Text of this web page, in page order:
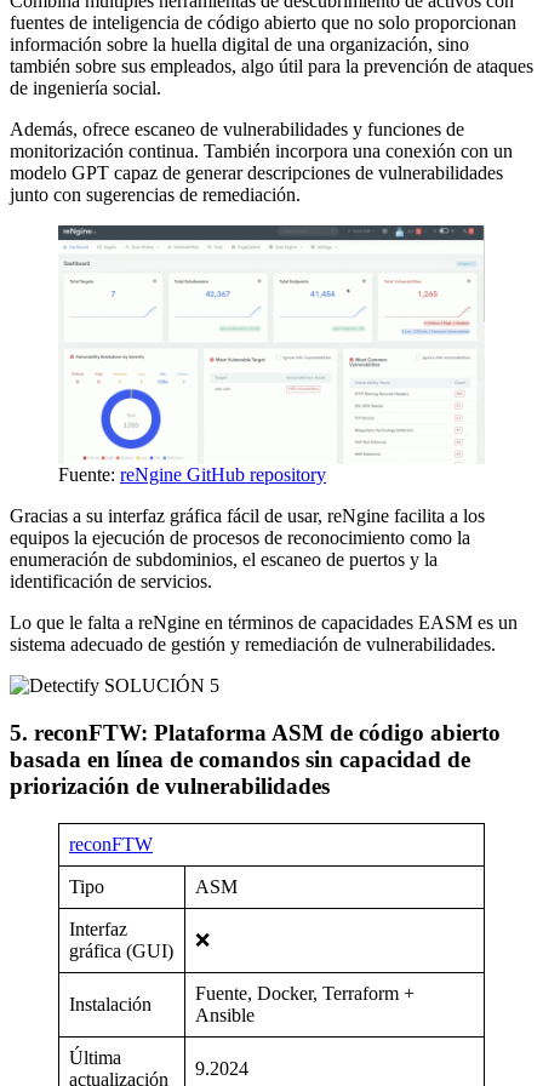
fuentes de inteligencia de código abierto que no solo proporcionan
información sobre la huella digital de una organización, sino
también sobre sus empleados, algo útil para la prevención de ataques
de ingeniería social.
Además, ofrece escaneo de vulnerabilidades y funciones de
monitorización continua. También incorpora una conexión con un
modelo GPT capaz de generar descripciones de vulnerabilidades
junto con sugerencias de remediación.
Fuente: reNgine GitHub repository
Gracias a su interfaz gráfica fácil de usar, reNgine facilita a los
equipos la ejecución de procesos de reconocimiento como la
enumeración de subdominios, el escaneo de puertos y la
identificación de servicios.
Lo que le falta a reNgine en términos de capacidades EASM es un
sistema adecuado de gestión y remediación de vulnerabilidades.
SOLUCIÓN 5
5. reconFTW: Plataforma ASM de código abierto
basada en línea de comandos sin capacidad de
priorización de vulnerabilidades
reconFTW
Tipo ASM
Interfaz
gráfica (GUI)
❌
Instalación
Fuente, Docker, Terraform +
Ansible
Última
actualización
9.2024